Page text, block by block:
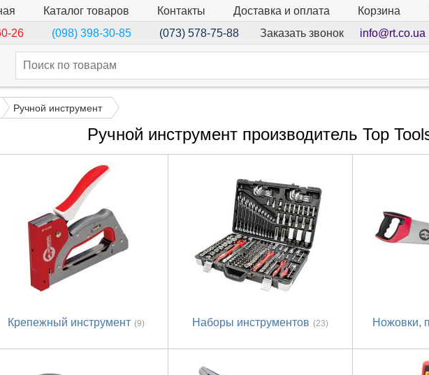
Каталог товаров Контакты Доставка и оплата Корзина
26
(098) 398-30-85 (073) 578-75-88 Заказать звонок info@rt.co.ua
Ручной инструмент
Ручной инструмент производитель Top
Крепежный инструмент (9) Наборы инструментов (23) Ножовки,